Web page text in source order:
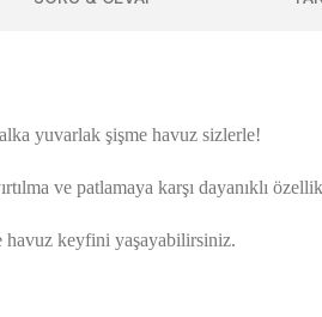
yuvarlak şişme havuz sizlerle!
ve patlamaya karşı dayanıklı
havuz keyfini yaşayabilirsiniz.